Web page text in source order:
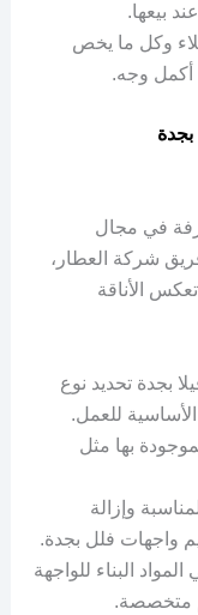
بيعها.
وكل ما يخص
أكمل وجه.
في مجال
شركة العطار،
الأناقة
بجدة تحديد نوع
للعمل.
بها مثل
وإزالة
واجهات فلل بجدة.
البناء للواجهة
متخصصة.